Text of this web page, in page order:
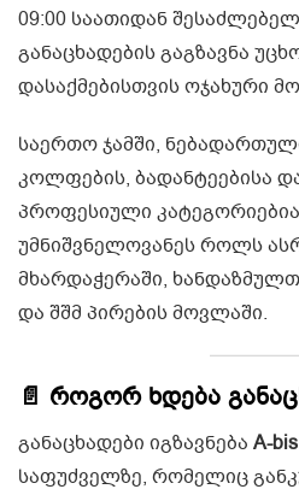
09:00 საათიდან
განაცხადების გაგზავნა
დასაქმებისთვის ოჯახური
საერთო ჯამში,
კოლფების, ბადანტეებისა
პროფესიული
უმნიშვნელოვანეს როლს
მხარდაჭერაში,
და შშმ პირების მოვლაში.
📄 როგორ ხდება
განაცხადები იგზავნება A-
საფუძველზე, რომელიც